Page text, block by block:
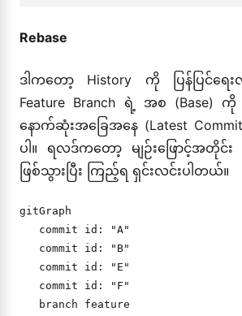
Rebase
ဒါကတော့ History ကို ပြန်ပြင်ရ
Feature Branch ရဲ့ အစ (Base) ကို
နောက်ဆုံးအခြေအနေ (Latest
ပါ။ ရလဒ်ကတော့ မျဉ်းဖြောင့်အတိုင်း
ဖြစ်သွားပြီး ကြည့်ရ ရှင်းလင်းပါတယ်။
gitGraph
   commit id: "A"
   commit id: "B"
   commit id: "E"
   commit id: "F"
   branch feature